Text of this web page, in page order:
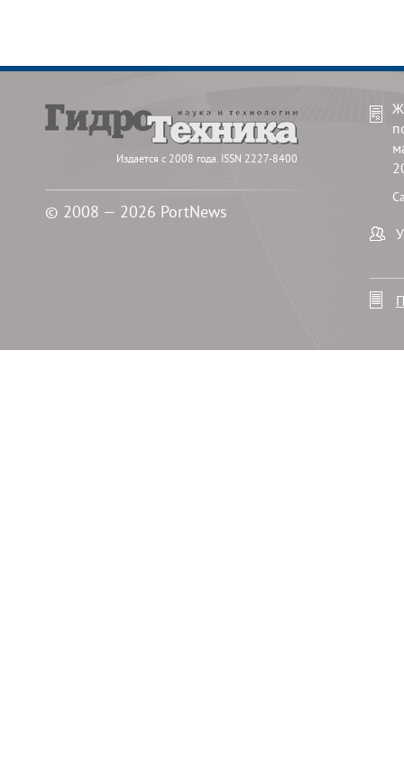
Издается с 2008 года. ISSN 2227-8400
© 2008 — 2026 PortNews